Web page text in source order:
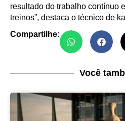
resultado do trabalho contínuo
treinos”, destaca o técnico de
Compartilhe:
Você